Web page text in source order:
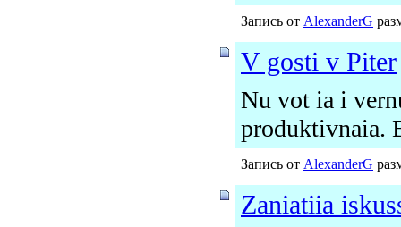
Запись от AlexanderG
V gosti v Piter
Nu vot ia i
produktivnaia.
Запись от AlexanderG
Zaniatiia